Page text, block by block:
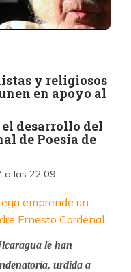
y religiosos
en apoyo al
desarrollo del
de Poesía de
a las 22:09
emprende un
Ernesto Cardenal
le han
urdida a